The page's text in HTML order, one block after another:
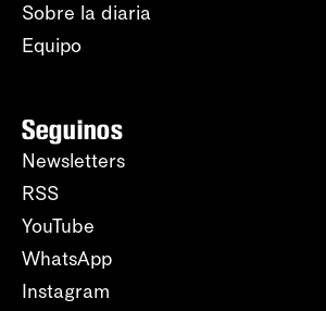
Sobre la diaria
Equipo
Seguinos
Newsletters
RSS
YouTube
WhatsApp
Instagram